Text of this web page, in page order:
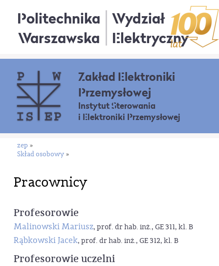
Politechnika
Warszawska
Wydział
Elektryczny
Zakład Elektroniki
Przemysłowej
Instytut Sterowania
i Elektroniki Przemysłowej
zep »
Skład osobowy »
Pracownicy
Profesorowie
Malinowski Mariusz, prof. dr hab. inż., GE 311, kl. B
Rąbkowski Jacek, prof. dr hab. inż., GE 312, kl. B
Profesorowie uczelni